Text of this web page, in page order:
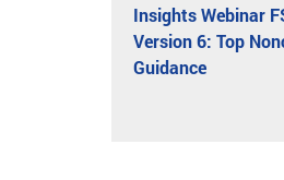
Insights Webinar
Version 6: Top
Guidance